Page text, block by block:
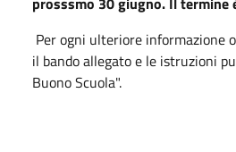
Per ogni ulteriore informazione
il bando allegato e le istruzioni
Buono Scuola".